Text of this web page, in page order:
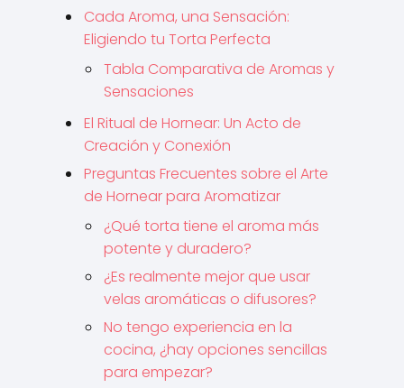
Cada Aroma, una Sensación:
Eligiendo tu Torta Perfecta
Tabla Comparativa de Aromas y
Sensaciones
El Ritual de Hornear: Un Acto de
Creación y Conexión
Preguntas Frecuentes sobre el Arte
de Hornear para Aromatizar
¿Qué torta tiene el aroma más
potente y duradero?
¿Es realmente mejor que usar
velas aromáticas o difusores?
No tengo experiencia en la
cocina, ¿hay opciones sencillas
para empezar?